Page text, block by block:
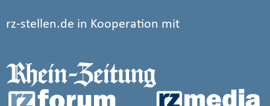
rz-stellen.de in Kooperation mit